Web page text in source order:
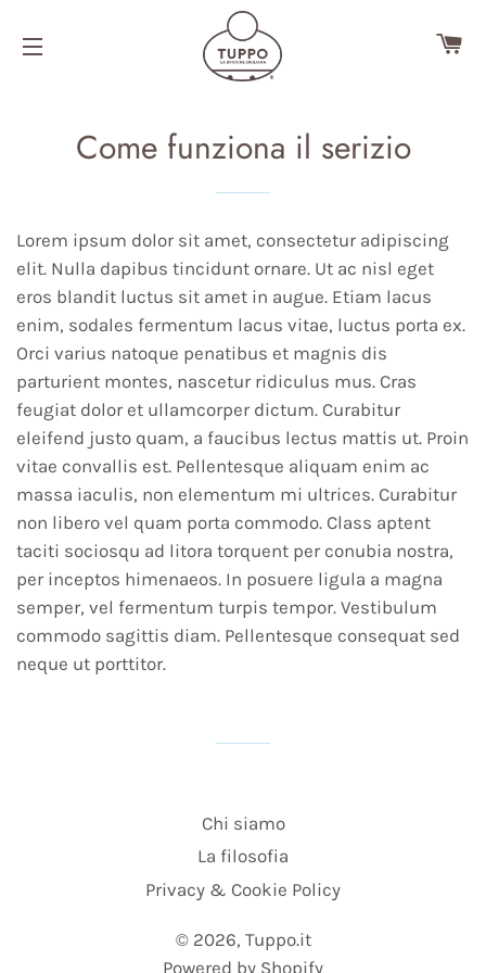
NAVIGAZIONE DEL SITO
Come funziona il serizio
Lorem ipsum dolor sit amet, consectetur adipiscing
elit. Nulla dapibus tincidunt ornare. Ut ac nisl eget
eros blandit luctus sit amet in augue. Etiam lacus
enim, sodales fermentum lacus vitae, luctus porta ex.
Orci varius natoque penatibus et magnis dis
parturient montes, nascetur ridiculus mus. Cras
feugiat dolor et ullamcorper dictum. Curabitur
eleifend justo quam, a faucibus lectus mattis ut. Proin
vitae convallis est. Pellentesque aliquam enim ac
massa iaculis, non elementum mi ultrices. Curabitur
non libero vel quam porta commodo. Class aptent
taciti sociosqu ad litora torquent per conubia nostra,
per inceptos himenaeos. In posuere ligula a magna
semper, vel fermentum turpis tempor. Vestibulum
commodo sagittis diam. Pellentesque consequat sed
neque ut porttitor.
Chi siamo
La filosofia
Privacy & Cookie Policy
© 2026, Tuppo.it
Powered by Shopify